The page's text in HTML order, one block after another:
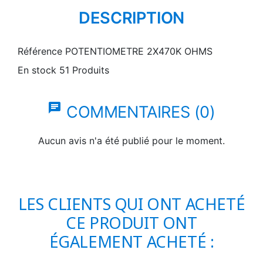
DESCRIPTION
Référence POTENTIOMETRE 2X470K OHMS
En stock 51 Produits
chat COMMENTAIRES (0)
Aucun avis n'a été publié pour le moment.
LES CLIENTS QUI ONT ACHETÉ
CE PRODUIT ONT
ÉGALEMENT ACHETÉ :